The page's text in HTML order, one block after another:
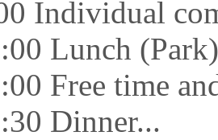
Individual
Lunch (Park)
Free time
Dinner...